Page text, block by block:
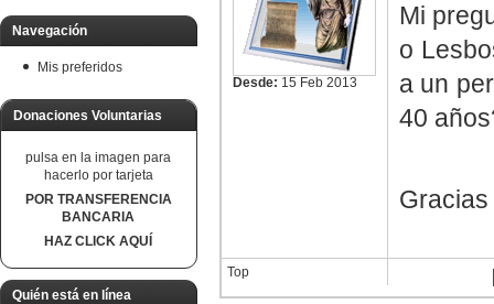
Navegación
Mis preferidos
Donaciones Voluntarias
pulsa en la imagen para
hacerlo por tarjeta
POR TRANSFERENCIA
BANCARIA
HAZ CLICK AQUÍ
Quién está en línea
Desde: 15 Feb 2013
Mi
o
a un
40
Gracias
Top